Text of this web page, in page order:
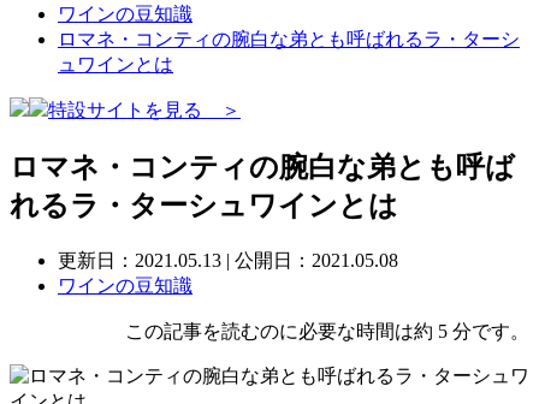
ワインの豆知識
ロマネ・コンティの腕白な弟とも呼ばれるラ・ターシ
ュワインとは
特設サイトを見る ＞
ロマネ・コンティの腕白な弟とも呼ば
れるラ・ターシュワインとは
更新日： 2021.05.13 | 公開日：2021.05.08
ワインの豆知識
この記事を読むのに必要な時間は約 5 分です。